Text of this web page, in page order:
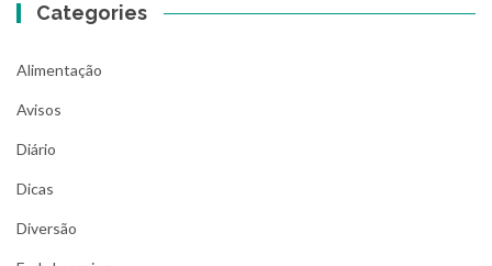
Categories
Alimentação
Avisos
Diário
Dicas
Diversão